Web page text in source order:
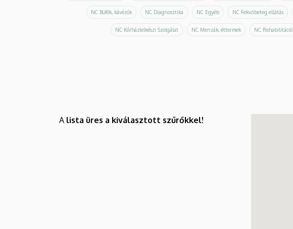
NC Büfék, kávézók NC Diagnosztika NC Egyéb NC Fekvőbeteg ellátás
NC Kórházlelkészi Szolgálat NC Menzák, éttermek NC Rehabilitáció
A lista üres a kiválasztott szűrőkkel!